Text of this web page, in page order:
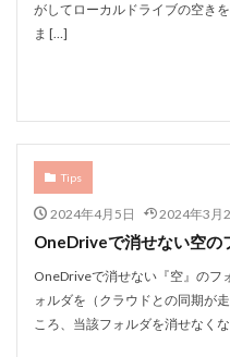
がしてローカルドライブの空き
ま […]
Tips
2024年4月5日 2024年3月
OneDriveで消せない空の
OneDriveで消せない『空』のフ
ォルダを（クラウドとの同期が
ころ、当該フォルダを消せなく